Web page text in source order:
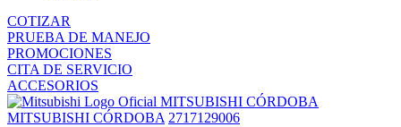
COTIZAR
PRUEBA DE MANEJO
PROMOCIONES
CITA DE SERVICIO
ACCESORIOS
MITSUBISHI CÓRDOBA
MITSUBISHI CÓRDOBA 2717129006